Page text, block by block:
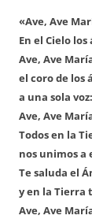
«Ave, Ave
En el Cielo
Ave, Ave
el coro de los
a una sola voz:
Ave, Ave
Todos en la
nos unimos a
Te saluda el
y en la Tierra
Ave, Ave